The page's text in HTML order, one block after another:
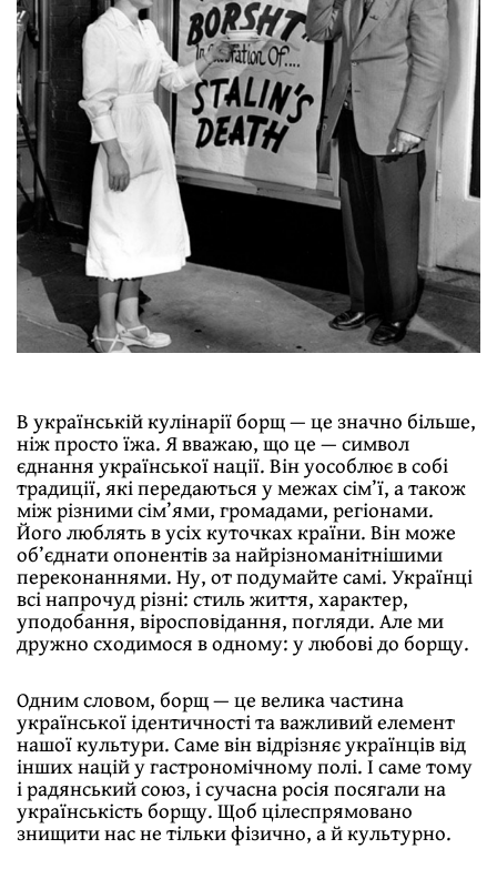
В українській кулінарії борщ — це значно більше,
ніж просто їжа. Я вважаю, що це — символ
єднання української нації. Він уособлює в собі
традиції, які передаються у межах сім’ї, а також
між різними сім’ями, громадами, регіонами.
Його люблять в усіх куточках країни. Він може
об’єднати опонентів за найрізноманітнішими
переконаннями. Ну, от подумайте самі. Українці
всі напрочуд різні: стиль життя, характер,
уподобання, віросповідання, погляди. Але ми
дружно сходимося в одному: у любові до борщу.
Одним словом, борщ — це велика частина
української ідентичності та важливий елемент
нашої культури. Саме він відрізняє українців від
інших націй у гастрономічному полі. І саме тому
і радянський союз, і сучасна росія посягали на
українськість борщу. Щоб цілеспрямовано
знищити нас не тільки фізично, а й культурно.